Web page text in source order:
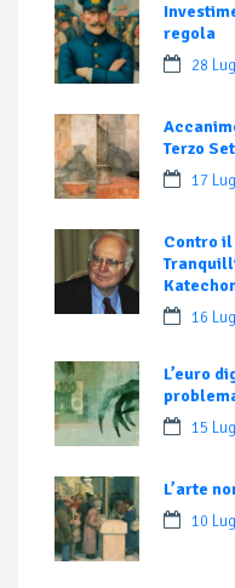
regola
28
Terzo
17
Contro
16
L’euro
15
L’arte
10